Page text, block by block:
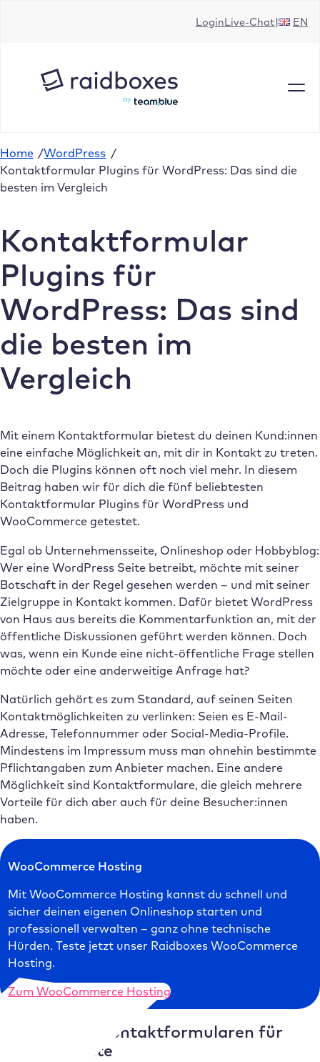
LoginLive-Chat EN
Home /WordPress /
Kontaktformular Plugins für WordPress: Das sind die
besten im Vergleich
Kontaktformular
Plugins für
WordPress: Das sind
die besten im
Vergleich
Mit einem Kontaktformular bietest du deinen Kund:innen
eine einfache Möglichkeit an, mit dir in Kontakt zu treten.
Doch die Plugins können oft noch viel mehr. In diesem
Beitrag haben wir für dich die fünf beliebtesten
Kontaktformular Plugins für WordPress und
WooCommerce getestet.
Egal ob Unternehmensseite, Onlineshop oder Hobbyblog:
Wer eine WordPress Seite betreibt, möchte mit seiner
Botschaft in der Regel gesehen werden – und mit seiner
Zielgruppe in Kontakt kommen. Dafür bietet WordPress
von Haus aus bereits die Kommentarfunktion an, mit der
öffentliche Diskussionen geführt werden können. Doch
was, wenn ein Kunde eine nicht-öffentliche Frage stellen
möchte oder eine anderweitige Anfrage hat?
Natürlich gehört es zum Standard, auf seinen Seiten
Kontaktmöglichkeiten zu verlinken: Seien es E-Mail-
Adresse, Telefonnummer oder Social-Media-Profile.
Mindestens im Impressum muss man ohnehin bestimmte
Pflichtangaben zum Anbieter machen. Eine andere
Möglichkeit sind Kontaktformulare, die gleich mehrere
Vorteile für dich aber auch für deine Besucher:innen
haben.
WooCommerce Hosting
Mit WooCommerce Hosting kannst du schnell und
sicher deinen eigenen Onlineshop starten und
professionell verwalten – ganz ohne technische
Hürden. Teste jetzt unser Raidboxes WooCommerce
Hosting.
Zum WooCommerce Hosting
Vorteile von Kontaktformularen für
deine Website